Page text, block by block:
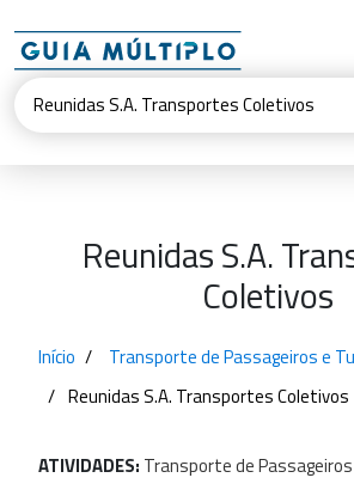
Reunidas S.A.
Coletivos
Início
Transporte de Passageiros e
Reunidas S.A. Transportes Coletivos
ATIVIDADES: TransportedePassageiros